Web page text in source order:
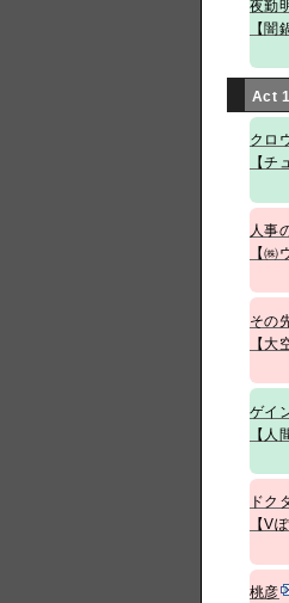
夜勤
【闇
Act
クロ
【チ
人事
【㈱
その
【大
ゲイ
【人
ドク
【V
桃彦